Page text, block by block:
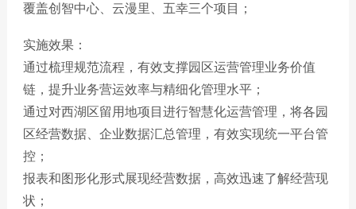
覆盖创智中心、云漫里、五幸三个项目；
实施效果：
通过梳理规范流程，有效支撑园区运营管理业务价值
链，提升业务营运效率与精细化管理水平；
通过对西湖区留用地项目进行智慧化运营管理，将各园
区经营数据、企业数据汇总管理，有效实现统一平台管
控；
报表和图形化形式展现经营数据，高效迅速了解经营现
状；